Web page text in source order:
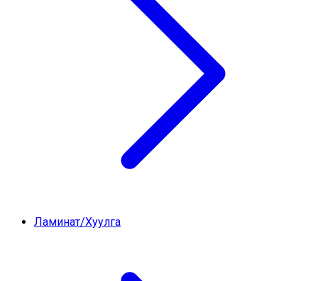
Ламинат/Хуулга